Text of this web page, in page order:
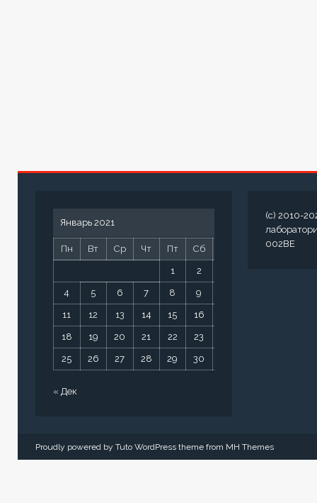
Январь 2021
Пн Вт Ср Чт Пт Сб
1 2
4 5 6 7 8 9
11 12 13 14 15 16
18 19 20 21 22 23
25 26 27 28 29 30
« Дек
(c) 2010-
002BE
Proudly powered by Tuto WordPress theme from MH Themes